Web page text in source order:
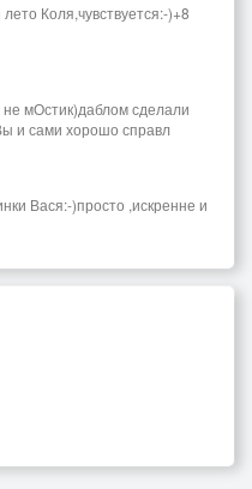
Коля,чувствуется:-)+8
мОстик)даблом сделали
и сами хорошо справл
Вася:-)просто ,искренне и